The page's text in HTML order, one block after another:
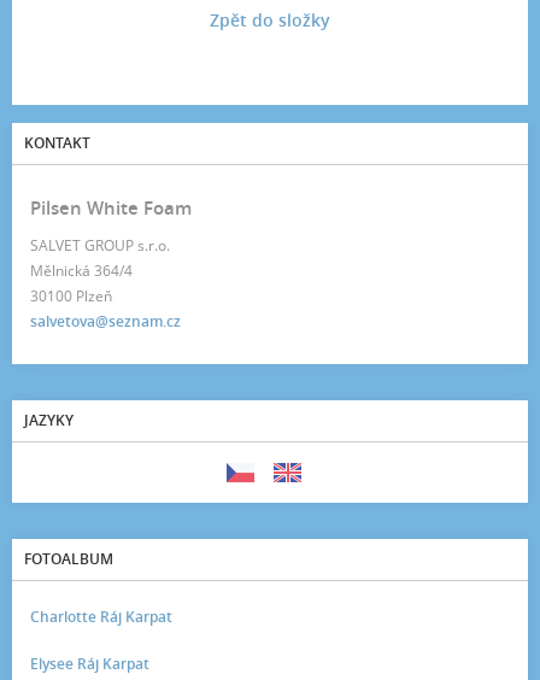
Zpět do složky
KONTAKT
Pilsen White Foam
SALVET GROUP s.r.o.
Mělnická 364/4
30100 Plzeň
salvetova@seznam.cz
JAZYKY
FOTOALBUM
Charlotte Ráj Karpat
Elysee Ráj Karpat